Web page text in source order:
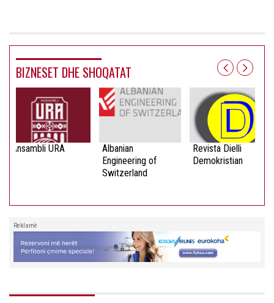
BIZNESET DHE SHOQATAT
Ansambli URA
Albanian
Engineering of
Switzerland
Revista Dielli
Demokristian
Reklamë